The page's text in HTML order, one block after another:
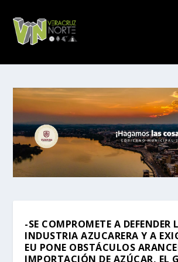
-SE COMPROMETE A DEFENDER
INDUSTRIA AZUCARERA Y A
EU PONE OBSTÁCULOS
IMPORTACIÓN DE AZÚCAR, EL